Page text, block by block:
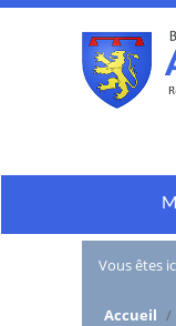
Vous êtes
Accueil /